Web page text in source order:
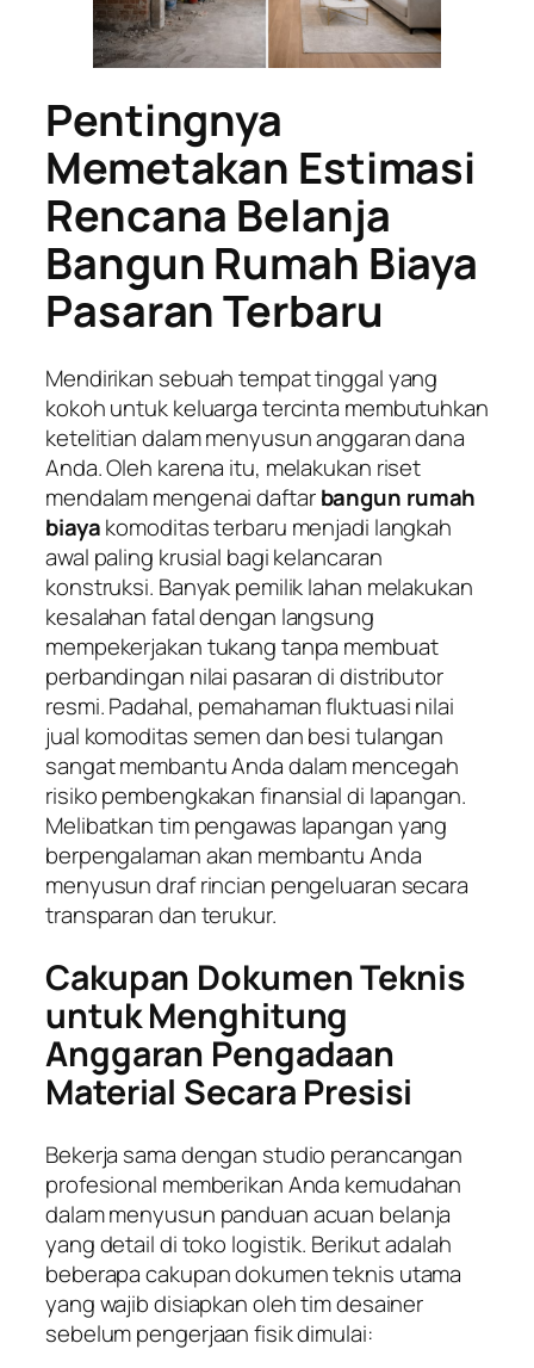
Pentingnya
Memetakan Estimasi
Rencana Belanja
Bangun Rumah Biaya
Pasaran Terbaru
Mendirikan sebuah tempat tinggal yang
kokoh untuk keluarga tercinta membutuhkan
ketelitian dalam menyusun anggaran dana
Anda. Oleh karena itu, melakukan riset
mendalam mengenai daftarbangun rumah
biayakomoditas terbaru menjadi langkah
awal paling krusial bagi kelancaran
konstruksi. Banyak pemilik lahan melakukan
kesalahan fatal dengan langsung
mempekerjakan tukang tanpa membuat
perbandingan nilai pasaran di distributor
resmi. Padahal, pemahaman fluktuasi nilai
jual komoditas semen dan besi tulangan
sangat membantu Anda dalam mencegah
risiko pembengkakan finansial di lapangan.
Melibatkan tim pengawas lapangan yang
berpengalaman akan membantu Anda
menyusun draf rincian pengeluaran secara
transparan dan terukur.
Cakupan Dokumen Teknis
untuk Menghitung
Anggaran Pengadaan
Material Secara Presisi
Bekerja sama dengan studio perancangan
profesional memberikan Anda kemudahan
dalam menyusun panduan acuan belanja
yang detail di toko logistik. Berikut adalah
beberapa cakupan dokumen teknis utama
yang wajib disiapkan oleh tim desainer
sebelum pengerjaan fisik dimulai: